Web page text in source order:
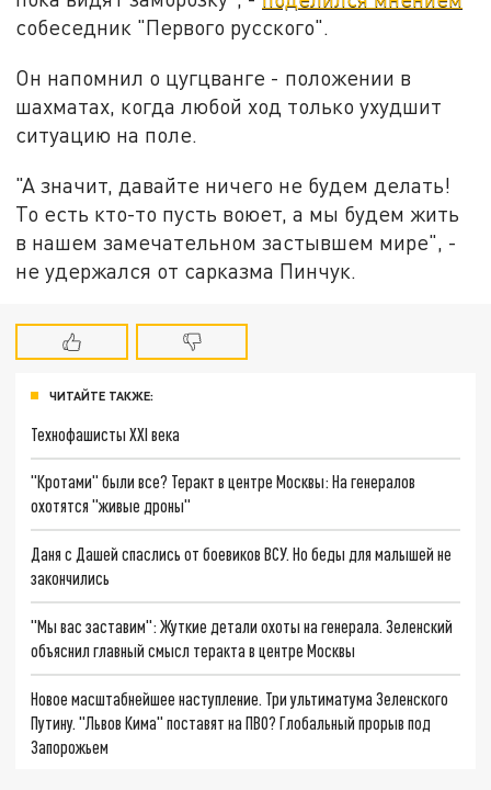
собеседник "Первого русского".
Он напомнил о цугцванге - положении в
шахматах, когда любой ход только ухудшит
ситуацию на поле.
"А значит, давайте ничего не будем делать!
То есть кто-то пусть воюет, а мы будем жить
в нашем замечательном застывшем мире", -
не удержался от сарказма Пинчук.
ЧИТАЙТЕ ТАКЖЕ:
Технофашисты XXI века
"Кротами" были все? Теракт в центре Москвы: На генералов
охотятся "живые дроны"
Даня с Дашей спаслись от боевиков ВСУ. Но беды для малышей не
закончились
"Мы вас заставим": Жуткие детали охоты на генерала. Зеленский
объяснил главный смысл теракта в центре Москвы
Новое масштабнейшее наступление. Три ультиматума Зеленского
Путину. "Львов Кима" поставят на ПВО? Глобальный прорыв под
Запорожьем